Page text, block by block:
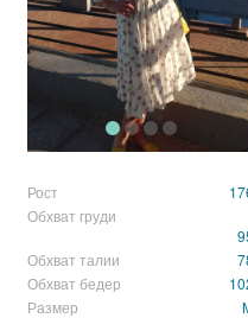
Рост
Обхват груди
Обхват талии
Обхват бедер
Размер